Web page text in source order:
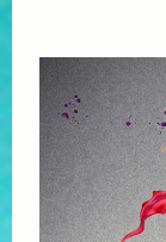
conţinut